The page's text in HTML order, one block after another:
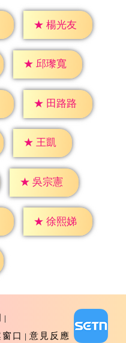
★ 楊光友
★ 邱瓈寬
★ 田路路
★ 王凱
★ 吳宗憲
★ 徐熙娣
口 意見反應